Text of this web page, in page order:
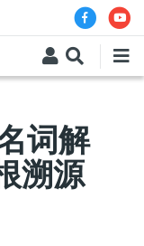
词解
溯源